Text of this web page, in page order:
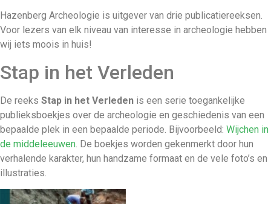
Hazenberg Archeologie is uitgever van drie publicatiereeksen.
Voor lezers van elk niveau van interesse in archeologie hebben
wij iets moois in huis!
Stap in het Verleden
De reeks Stap in het Verleden is een serie toegankelijke
publieksboekjes over de archeologie en geschiedenis van een
bepaalde plek in een bepaalde periode. Bijvoorbeeld: Wijchen in
de middeleeuwen . De boekjes worden gekenmerkt door hun
verhalende karakter, hun handzame formaat en de vele foto’s en
illustraties.